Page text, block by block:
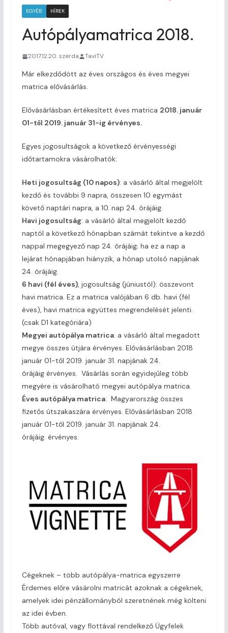
EGYÉB HÍREK
Autópályamatrica 2018.
2017.12.20. szerda TaviTV
Már elkezdődött az éves országos és éves megyei
matrica elővásárlás.
Elővásárlásban értékesített éves matrica 2018. január
01-től 2019. január 31-ig érvényes.
Egyes jogosultságok a következő érvényességi
időtartamokra vásárolhatók:
Heti jogosultság (10 napos): a vásárló által megjelölt
kezdő és további 9 napra, összesen 10 egymást
követő naptári napra, a 10. nap 24. órájáig.
Havi jogosultság: a vásárló által megjelölt kezdő
naptól a következő hónapban számát tekintve a kezdő
nappal megegyező nap 24. órájáig; ha ez a nap a
lejárat hónapjában hiányzik, a hónap utolsó napjának
24. órájáig.
6 havi (fél éves), jogosultság (júniustól): összevont
havi matrica. Ez a matrica valójában 6 db. havi (fél
éves), havi matrica együttes megrendelését jelenti.
(csak D1 kategóriára)
Megyei autópálya matrica: a vásárló által megadott
megye összes útjára érvényes. Elővásárlásban 2018
január 01-től 2019. január 31. napjának 24.
órájáig érvényes. Vásárlás során egyidejűleg több
megyére is vásárolható megyei autópálya matrica.
Éves autópálya matrica: Magyarország összes
fizetős útszakaszára érvényes. Elővásárlásban 2018
január 01-től 2019. január 31. napjának 24.
órájáig. érvényes.
Cégeknek – több autópálya-matrica egyszerre
Érdemes előre vásárolni matricát azoknak a cégeknek,
amelyek idei pénzállományból szeretnének még költeni
az idei évben.
Több autóval, vagy flottával rendelkező Ügyfelek